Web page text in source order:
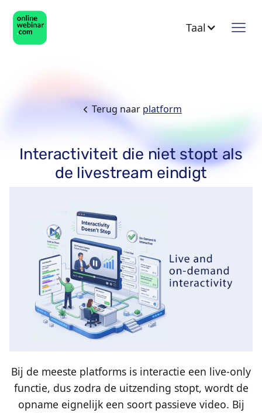
Taal
Terug naar platform
Interactiviteit die niet stopt als
de livestream eindigt
Bij de meeste platforms is interactie een live-only
functie, dus zodra de uitzending stopt, wordt de
opname eignelijk een soort passieve video. Bij